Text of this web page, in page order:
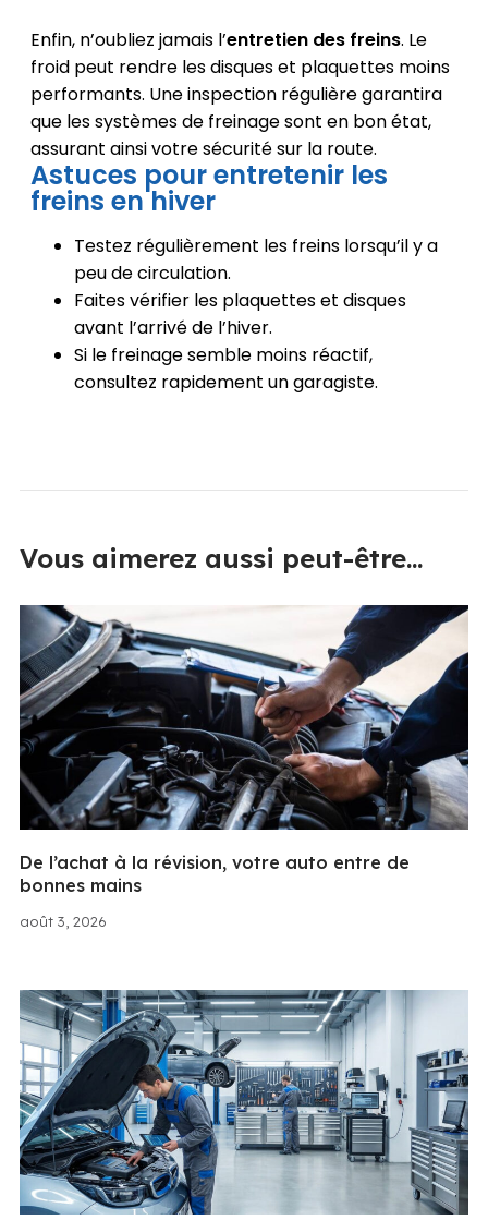
Enfin, n’oubliez jamais l’entretien des freins. Le
froid peut rendre les disques et plaquettes moins
performants. Une inspection régulière garantira
que les systèmes de freinage sont en bon état,
assurant ainsi votre sécurité sur la route.
Astuces pour entretenir les
freins en hiver
Testez régulièrement les freins lorsqu’il y a
peu de circulation.
Faites vérifier les plaquettes et disques
avant l’arrivé de l’hiver.
Si le freinage semble moins réactif,
consultez rapidement un garagiste.
Vous aimerez aussi peut-être...
août 3, 2026
De l’achat à la révision, votre auto entre de
bonnes mains